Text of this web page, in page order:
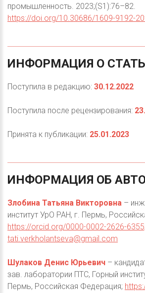
промышленность. 2023;(S1):76–82.
https://doi.org/10.30686/1609-9192-
ИНФОРМАЦИЯ О
Поступила в редакцию: 30.12.2022
Поступила после рецензирования:
Принята к публикации: 25.01.2023
ИНФОРМАЦИЯ ОБ
Злобина Татьяна Викторовна –
институт УрО РАН, г. Пермь,
https://orcid.org/0000-0002-2626-6355;
tati.verkholantseva@gmail.com
Шулаков Денис Юрьевич –
зав. лаборатории ПТС, Горный
Пермь, Российская Федерация;